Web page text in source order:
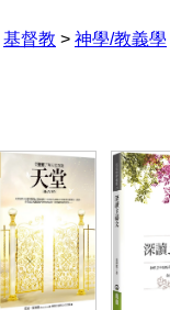
基督教 > 神學/教義學